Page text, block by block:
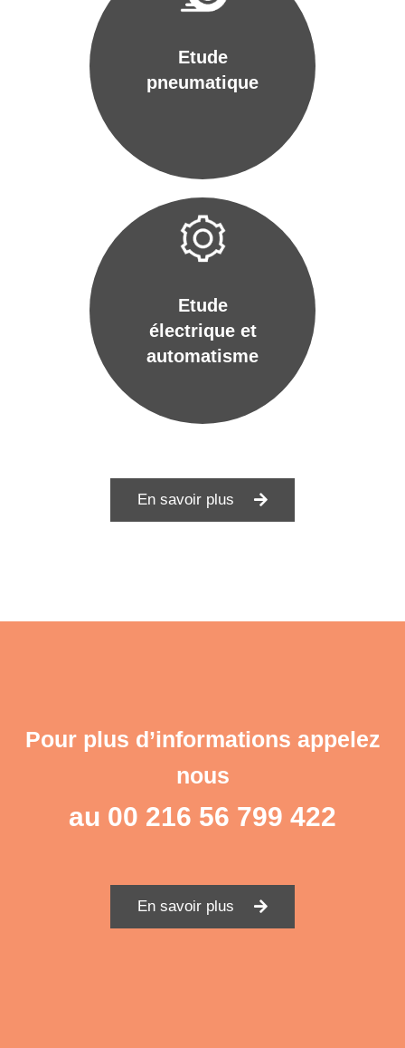
Etude
pneumatique
Etude
électrique et
automatisme
En savoir plus
Pour plus d’informations appelez
nous
au 00 216 56 799 422
En savoir plus